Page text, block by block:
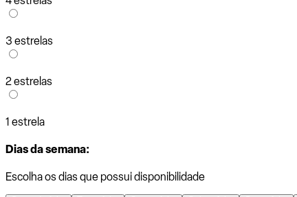
3 estrelas
2 estrelas
1 estrela
Dias da semana:
Escolha os dias que possui disponibilidade